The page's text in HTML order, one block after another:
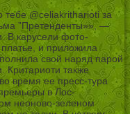
тебе @celiakritharioti за
”Претенденты»», —
В карусели фото-
платье, и приложила
свой наряд парой
Критариоти также
время ее пресс-тура
в Лос-
неоново-зеленом